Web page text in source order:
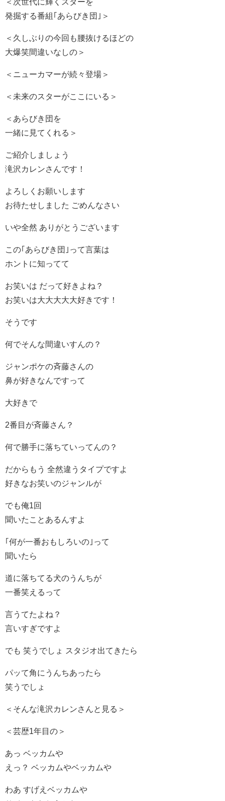
＜次世代に輝くスターを
発掘する番組｢あらびき団｣＞
＜久しぶりの今回も腰抜けるほどの
大爆笑間違いなしの＞
＜ニューカマーが続々登場＞
＜未来のスターがここにいる＞
＜あらびき団を
一緒に見てくれる＞
ご紹介しましょう
滝沢カレンさんです！
よろしくお願いします
お待たせしました ごめんなさい
いや全然 ありがとうございます
この｢あらびき団｣って言葉は
ホントに知ってて
お笑いは だって好きよね？
お笑いは大大大大大好きです！
そうです
何でそんな間違いすんの？
ジャンポケの斉藤さんの
鼻が好きなんですって
大好きで
2番目が斉藤さん？
何で勝手に落ちていってんの？
だからもう 全然違うタイプですよ
好きなお笑いのジャンルが
でも俺1回
聞いたことあるんすよ
｢何が一番おもしろいの｣って
聞いたら
道に落ちてる犬のうんちが
一番笑えるって
言うてたよね？
言いすぎですよ
でも 笑うでしょ スタジオ出てきたら
パッて角にうんちあったら
笑うでしょ
＜そんな滝沢カレンさんと見る＞
＜芸歴1年目の＞
あっ ベッカムや
えっ？ ベッカムやベッカムや
わあ すげえベッカムや